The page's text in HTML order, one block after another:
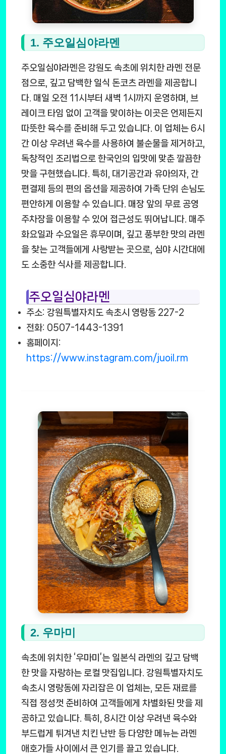
1. 주오일심야라멘
주오일심야라멘은 강원도 속초에 위치한 라멘 전문
점으로, 깊고 담백한 일식 돈코츠 라멘을 제공합니
다. 매일 오전 11시부터 새벽 1시까지 운영하며, 브
레이크 타임 없이 고객을 맞이하는 이곳은 언제든지
따뜻한 육수를 준비해 두고 있습니다. 이 업체는 6시
간 이상 우려낸 육수를 사용하여 불순물을 제거하고,
독창적인 조리법으로 한국인의 입맛에 맞춘 깔끔한
맛을 구현했습니다. 특히, 대기공간과 유아의자, 간
편결제 등의 편의 옵션을 제공하여 가족 단위 손님도
편안하게 이용할 수 있습니다. 매장 앞의 무료 공영
주차장을 이용할 수 있어 접근성도 뛰어납니다. 매주
화요일과 수요일은 휴무이며, 깊고 풍부한 맛의 라멘
을 찾는 고객들에게 사랑받는 곳으로, 심야 시간대에
도 소중한 식사를 제공합니다.
주오일심야라멘
주소: 강원특별자치도 속초시 영랑동 227-2
전화: 0507-1443-1391
홈페이지:
https://www.instagram.com/juoil.rm
2. 우마미
속초에 위치한 ‘우마미’는 일본식 라멘의 깊고 담백
한 맛을 자랑하는 로컬 맛집입니다. 강원특별자치도
속초시 영랑동에 자리잡은 이 업체는, 모든 재료를
직접 정성껏 준비하여 고객들에게 차별화된 맛을 제
공하고 있습니다. 특히, 8시간 이상 우려낸 육수와
부드럽게 튀겨낸 치킨 난반 등 다양한 메뉴는 라멘
애호가들 사이에서 큰 인기를 끌고 있습니다.